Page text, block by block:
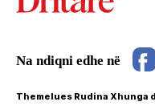
Themelues Rudina Xhunga